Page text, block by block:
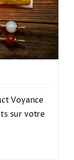
Voyance
sur votre